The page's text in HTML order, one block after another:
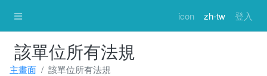
icon zh-tw 登入
該單位所有法規
主畫面 該單位所有法規